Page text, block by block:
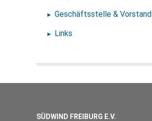
Geschäftsstelle & Vorstand
Links
SÜDWIND FREIBURG E.V.